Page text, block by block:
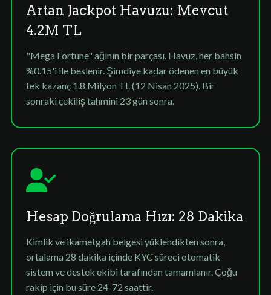
Artan Jackpot Havuzu: Mevcut
4.2M TL
"Mega Fortune" ağının bir parçası. Havuz, her bahsin
%0.15'i ile beslenir. Şimdiye kadar ödenen en büyük
tek kazanç 1.8 Milyon TL (12 Nisan 2025). Bir
sonraki çekiliş tahmini 23 gün sonra.
Hesap Doğrulama Hızı: 28 Dakika
Kimlik ve ikametgah belgesi yüklendikten sonra,
ortalama 28 dakika içinde KYC süreci otomatik
sistem ve destek ekibi tarafından tamamlanır. Çoğu
rakip için bu süre 24-72 saattir.